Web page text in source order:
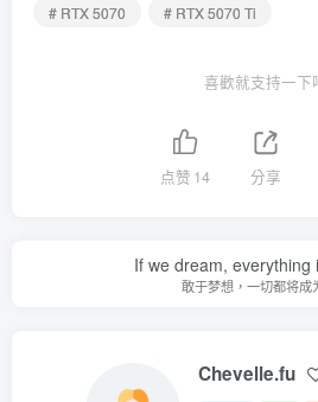
# RTX 5070
# RTX 5070 Ti
喜歡就支持一下
点赞 14 分享
If we dream, everything
敢于梦想，一切都将成
Chevelle.fu